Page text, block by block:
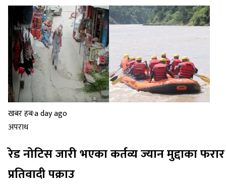
खबर हब·a day ago
अपराध
रेड नोटिस जारी भएका कर्तव्य ज्यान मुद्दाका फरार
प्रतिवादी पक्राउ